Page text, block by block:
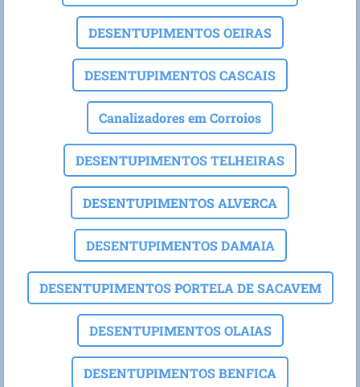
DESENTUPIMENTOS OEIRAS
DESENTUPIMENTOS CASCAIS
Canalizadores em Corroios
DESENTUPIMENTOS TELHEIRAS
DESENTUPIMENTOS ALVERCA
DESENTUPIMENTOS DAMAIA
DESENTUPIMENTOS PORTELA DE SACAVEM
DESENTUPIMENTOS OLAIAS
DESENTUPIMENTOS BENFICA